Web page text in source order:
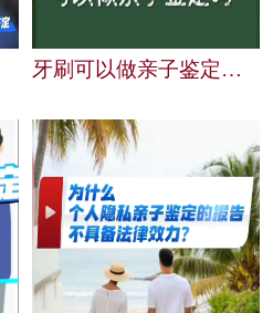
牙刷可以做亲子鉴定吗？赤峰粤泰生物为你解答